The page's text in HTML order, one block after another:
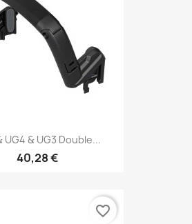
UG4 & UG3 Double...
40,28 €
favorite_border